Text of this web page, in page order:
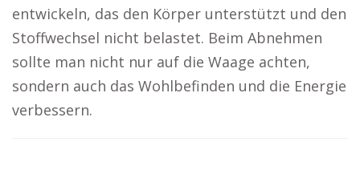
entwickeln, das den Körper unterstützt und den
Stoffwechsel nicht belastet. Beim Abnehmen
sollte man nicht nur auf die Waage achten,
sondern auch das Wohlbefinden und die Energie
verbessern.